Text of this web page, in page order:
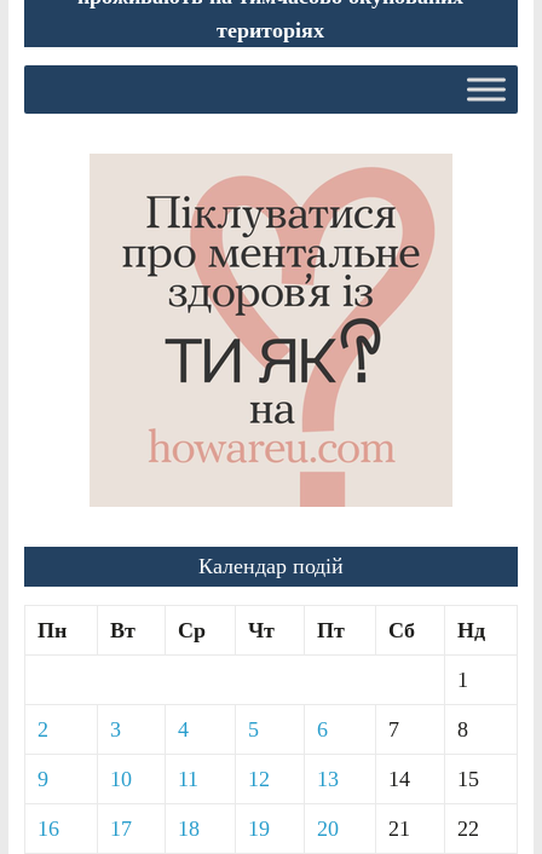
територіях
Календар подій
Пн Вт Ср Чт Пт Сб Нд
1
2 3 4 5 6 7 8
9 10 11 12 13 14 15
16 17 18 19 20 21 22